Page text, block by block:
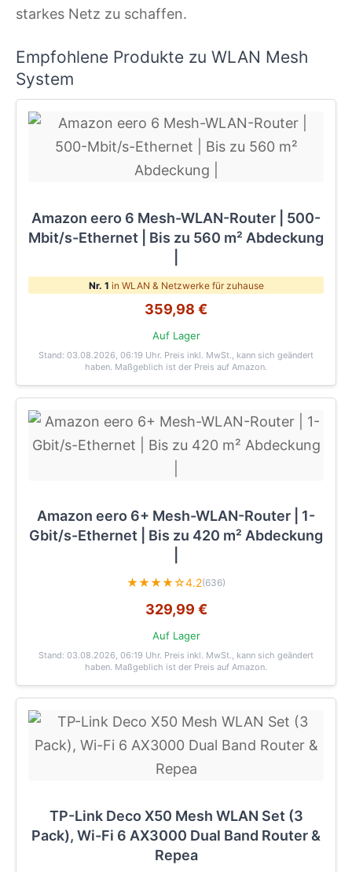
starkes Netz zu schaffen.
Empfohlene Produkte zu WLAN Mesh
System
Amazon eero 6 Mesh-WLAN-Router | 500-
Mbit/s-Ethernet | Bis zu 560 m² Abdeckung
Nr. 1 in WLAN & Netzwerke für zuhause
359,98 €
Auf Lager
Stand: 03.08.2026, 06:19 Uhr. Preis inkl. MwSt., kann sich geändert
haben. Maßgeblich ist der Preis auf Amazon.
Amazon eero 6+ Mesh-WLAN-Router | 1-
Gbit/s-Ethernet | Bis zu 420 m² Abdeckung
★★★★☆4.2(636)
329,99 €
Auf Lager
Stand: 03.08.2026, 06:19 Uhr. Preis inkl. MwSt., kann sich geändert
haben. Maßgeblich ist der Preis auf Amazon.
TP-Link Deco X50 Mesh WLAN Set (3
Pack), Wi-Fi 6 AX3000 Dual Band Router &
Repea